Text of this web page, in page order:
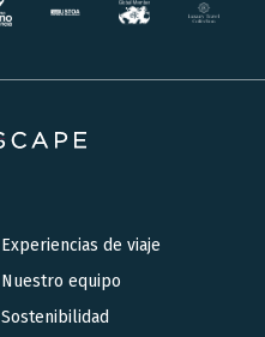
Experiencias de viaje
Nuestro equipo
Sostenibilidad